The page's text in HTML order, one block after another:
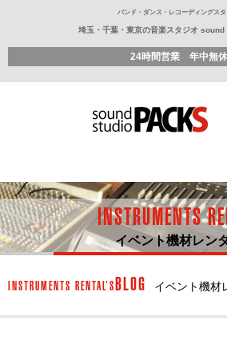
バンド・ダンス・レコーディングスタ
埼玉・千葉・東京の音楽スタジオ
24時間営業 年中無休
INSTRUMENTS
イベント機材レン
INSTRUMENTS RENTAL’SBLOG イベント機材